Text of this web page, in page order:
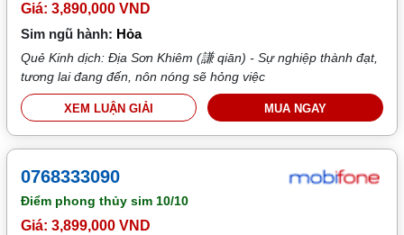
Giá: 3,890,000 VND
Sim ngũ hành: Hỏa
Quẻ Kinh dịch: Địa Sơn Khiêm (謙 qiān) - Sự nghiệp thành đạt,
tương lai đang đến, nôn nóng sẽ hỏng việc
XEM LUẬN GIẢI MUA NGAY
0768333090
Điểm phong thủy sim10/10
Giá: 3,899,000 VND